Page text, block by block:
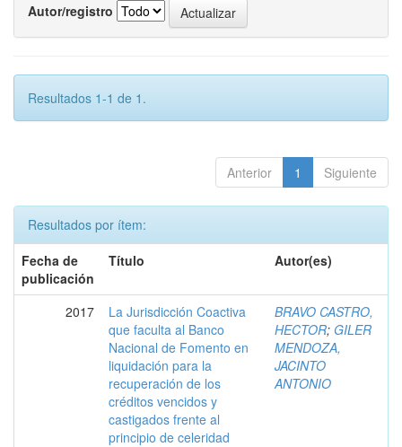
Autor/registro
Resultados 1-1 de 1.
Anterior 1 Siguiente
Resultados por ítem:
Fecha de
publicación
Título Autor(es)
2017
La Jurisdicción Coactiva
que faculta al Banco
Nacional de Fomento en
liquidación para la
recuperación de los
créditos vencidos y
castigados frente al
principio de celeridad
BRAVO CASTRO,
HECTOR; GILER
MENDOZA,
JACINTO
ANTONIO